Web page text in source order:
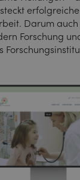
erfolgreiche
Darum
Forschung